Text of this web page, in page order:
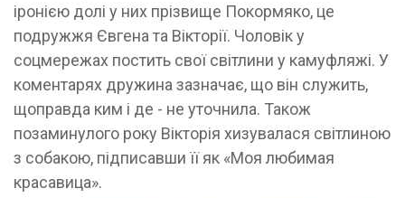
іронією долі у них прізвище Покормяко, це
подружжя Євгена та Вікторії. Чоловік у
соцмережах постить свої світлини у камуфляжі. У
коментарях дружина зазначає, що він служить,
щоправда ким і де - не уточнила. Також
позаминулого року Вікторія хизувалася світлиною
з собакою, підписавши її як «Моя любимая
красавица».